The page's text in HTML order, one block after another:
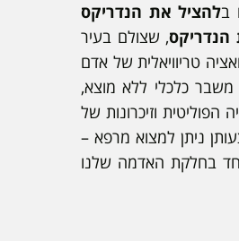
בלהציל את הנדריקס
הנדריקס, שצולם בעיר
טריוויאלית של אדם
כלכלי ללא מוצא,
וזיכרונות של
ניתן למצוא מרפא –
בחלקת האדמה שלנו